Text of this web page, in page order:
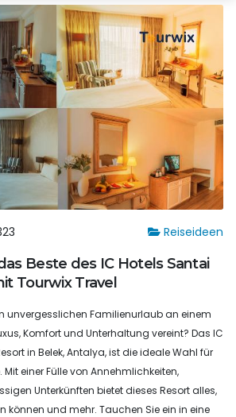
Reiseideen
Beste des IC Hotels Santai
Tourwix Travel
unvergesslichen Familienurlaub an einem
Komfort und Unterhaltung vereint? Das IC
in Belek, Antalya, ist die ideale Wahl für
einer Fülle von Annehmlichkeiten,
Unterkünften bietet dieses Resort alles,
können und mehr. Tauchen Sie ein in eine